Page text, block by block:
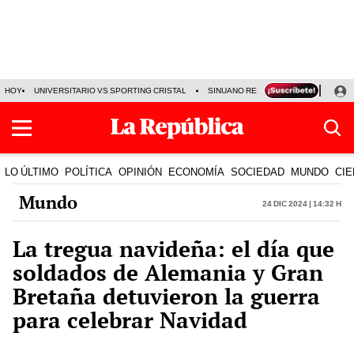
HOY UNIVERSITARIO VS SPORTING CRISTAL SINUANO RESULTADOS HOY
LO ÚLTIMO POLÍTICA OPINIÓN ECONOMÍA SOCIEDAD MUNDO
Mundo 24 Dic 2024 | 14:32 h
La tregua navideña: el día que
soldados de Alemania y Gran
Bretaña detuvieron la guerra
para celebrar Navidad